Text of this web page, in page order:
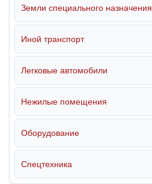
Земли специального назначения
Иной транспорт
Легковые автомобили
Нежилые помещения
Оборудование
Спецтехника